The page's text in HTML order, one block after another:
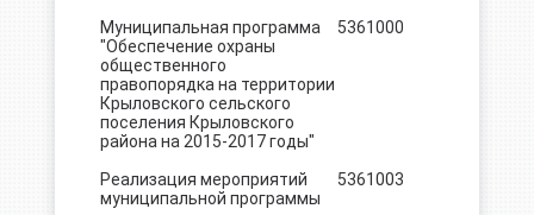
Муниципальная программа
"Обеспечение охраны
общественного
правопорядка на территории
Крыловского сельского
поселения Крыловского
района на 2015-2017 годы"
5361000
Реализация мероприятий
муниципальной программы
5361003